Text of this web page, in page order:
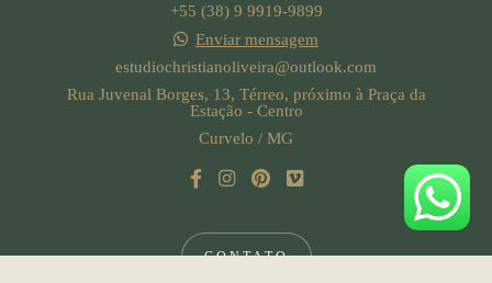
+55 (38) 9 9919-9899
Enviar mensagem
estudiochristianoliveira@outlook.com
Rua Juvenal Borges, 13, Térreo, próximo à Praça da
Estação - Centro
Curvelo / MG
CONTATO